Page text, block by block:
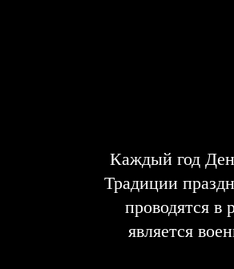
Каждый год
Традиции
проводятся
является